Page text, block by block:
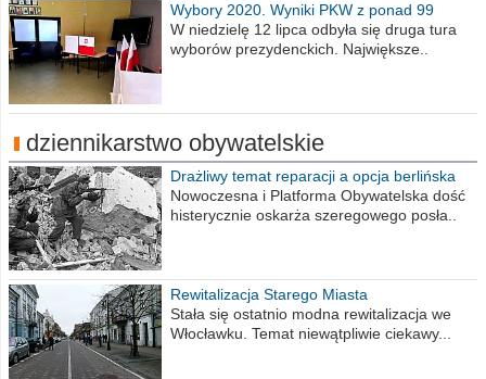
Wybory 2020. Wyniki PKW z ponad 99
procent obwodów
W niedzielę 12 lipca odbyła się druga tura
wyborów prezydenckich. Największe..
dziennikarstwo obywatelskie
Drażliwy temat reparacji a opcja berlińska
Nowoczesna i Platforma Obywatelska dość
histerycznie oskarża szeregowego posła..
Rewitalizacja Starego Miasta
Stała się ostatnio modna rewitalizacja we
Włocławku. Temat niewątpliwie ciekawy...